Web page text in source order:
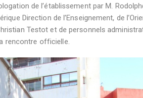
de l’établissement par M.
Direction de l’Enseignement, de
Testot et de personnels
rencontre officielle.